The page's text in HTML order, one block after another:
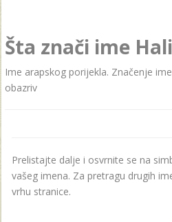
Šta znači ime
Ime arapskog porijekla. Značenje
obazriv
Prelistajte dalje i osvrnite se na
vašeg imena. Za pretragu drugih
vrhu stranice.